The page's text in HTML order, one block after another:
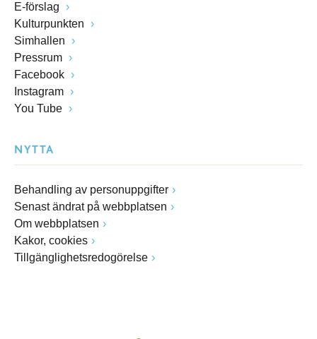
E-förslag
Kulturpunkten
Simhallen
Pressrum
Facebook
Instagram
You Tube
NYTTA
Behandling av personuppgifter
Senast ändrat på webbplatsen
Om webbplatsen
Kakor, cookies
Tillgänglighetsredogörelse